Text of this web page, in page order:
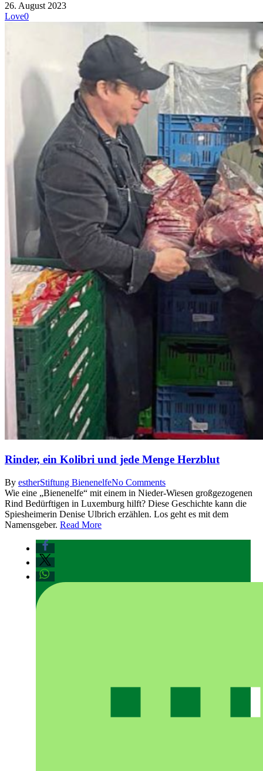
26. August 2023
Love0
Rinder, ein Kolibri und jede Menge Herzblut
By estherStiftung BienenelfeNo Comments
Wie eine „Bienenelfe“ mit einem in Nieder-Wiesen großgezogenen
Rind Bedürftigen in Luxemburg hilft? Diese Geschichte kann die
Spiesheimerin Denise Ulbrich erzählen. Los geht es mit dem
Namensgeber. Read More